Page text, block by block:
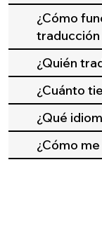
¿Cómo
¿Quién
¿Cuánto
¿Qué
¿Cómo